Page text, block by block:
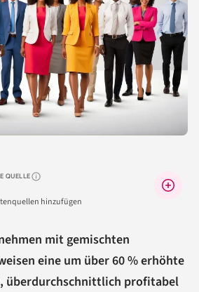
QUELLEWarum lohnt sich das?
hinzufügen
mit gemischten
eine um über 60 % erhöhte
überdurchschnittlich profitabel